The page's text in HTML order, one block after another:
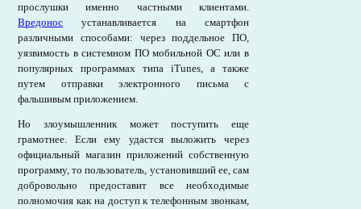
прослушки именно частными клиентами.
Вредонос устанавливается на смартфон
различными способами: через поддельное ПО,
уязвимость в системном ПО мобильной ОС или в
популярных программах типа iTunes, а также
путем отправки электронного письма с
фальшивым приложением.
Но злоумышленник может поступить еще
грамотнее. Если ему удастся выложить через
официальный магазин приложений собственную
программу, то пользователь, установивший ее, сам
добровольно предоставит все необходимые
полномочия как на доступ к телефонным звонкам,